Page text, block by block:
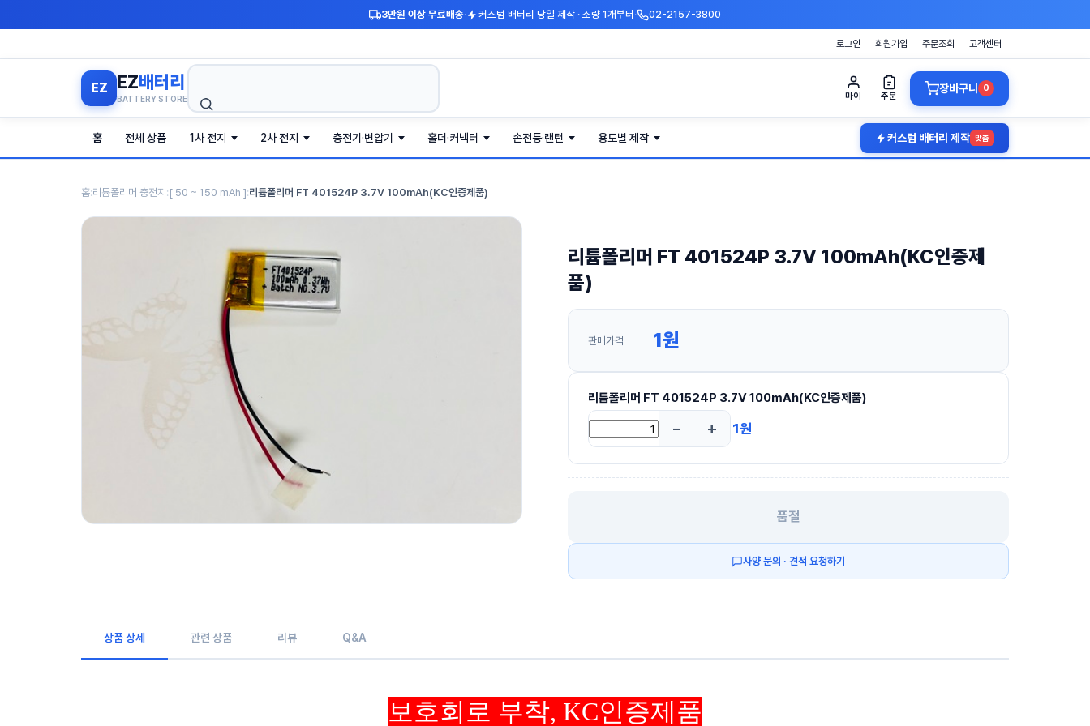
3만원 이상 무료배송· 커스텀 배터리 당일 제작 · 소량 1개부터 · 02-2157-3800
로그인 회원가입 주문조회 고객센터
EZ EZ배터리
BATTERY STORE 마이 주문
장바구니 0
홈 전체 상품 1차 전지 2차 전지 충전기·변압기 홀더·커넥터 손전등·랜턴 용도별 제작 커스텀 배터리 제작 맞춤
홈:리튬폴리머 충전지 : [ 50 ~ 150 mAh ]:리튬폴리머 FT 401524P 3.7V 100mAh(KC인증제품)
리튬폴리머 FT 401524P 3.7V 100mAh(KC인증제
품)
판매가격 1원
리튬폴리머 FT 401524P 3.7V 100mAh(KC인증제품)
1원
품절
사양 문의 · 견적 요청하기
상품 상세 관련 상품 리뷰 Q&A
보호회로 부착, KC인증제품